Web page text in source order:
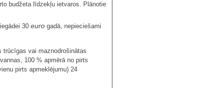
budžeta līdzekļu ietvaros. Plānotie
30 euro gadā, nepieciešami
trūcīgas vai maznodrošinātas
100 % apmērā no pirts
pirts apmeklējumu) 24